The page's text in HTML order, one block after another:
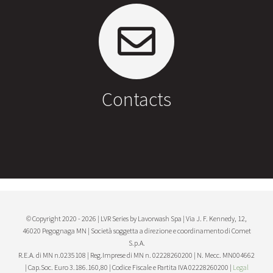
Contacts
© Copyright 2020 - 2026 | LVR Series by Lavorwash Spa | Via J. F. Kennedy, 12,
46020 Pegognaga MN | Società soggetta a direzione e coordinamento di Comet
S.p.A.
R.E.A. di MN n.0235108 | Reg.Imprese di MN n. 02228260200 | N. Mecc. MN004662
| Cap.Soc. Euro 3.186.160,80 | Codice Fiscale e Partita IVA 02228260200 | Legal